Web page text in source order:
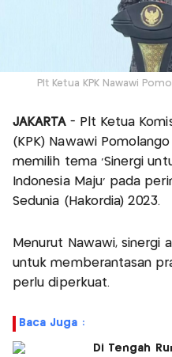
Plt Ketua KPK Nawawi
JAKARTA - Plt Ketua
(KPK) Nawawi
memilih tema ‘Sinergi
Indonesia Maju’ pada
Sedunia (Hakordia) 2023.
Menurut Nawawi, sinergi
untuk memberantasan
perlu diperkuat.
Baca Juga :
Di Tengah